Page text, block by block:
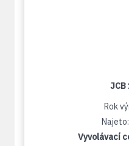
JCB
Rok
Vyvolávací